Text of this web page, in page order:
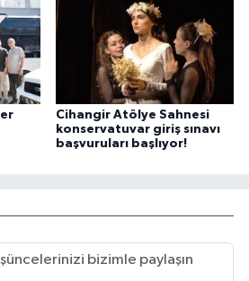
Cihangir Atölye Sahnesi
konservatuvar giriş sınavı
başvuruları başlıyor!